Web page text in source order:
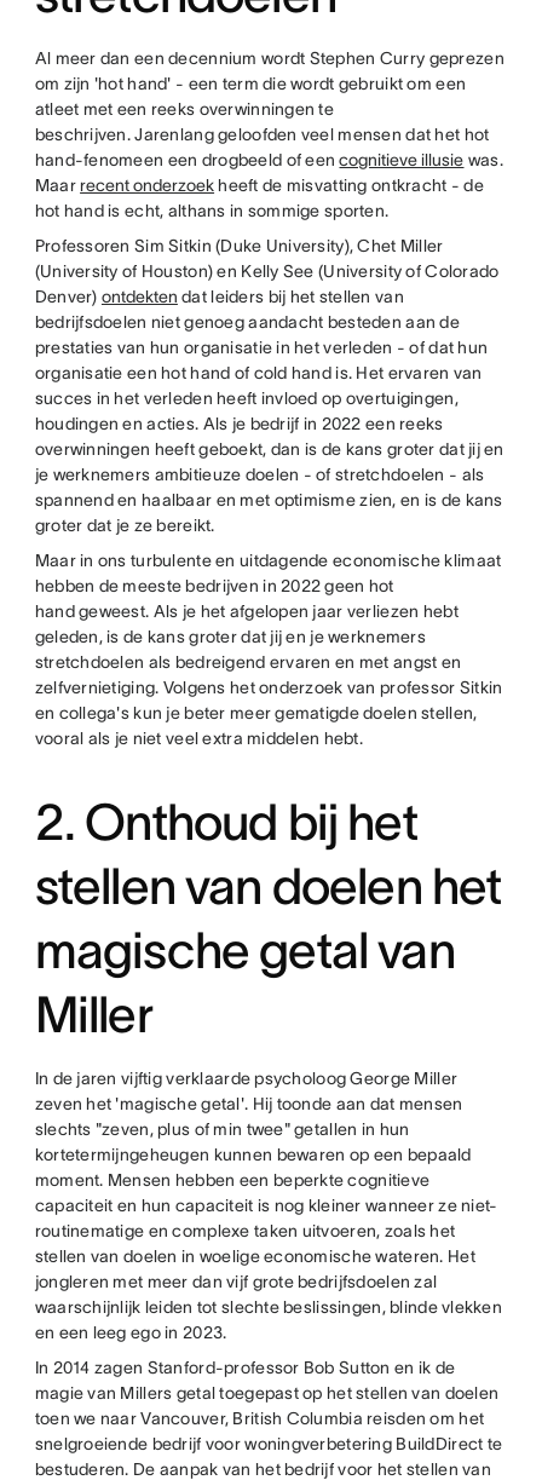
Al meer dan een decennium wordt Stephen Curry geprezen
om zijn 'hot hand' - een term die wordt gebruikt om een
atleet met een reeks overwinningen te
beschrijven. Jarenlang geloofden veel mensen dat het hot
hand-fenomeen een drogbeeld of eencognitieve illusie was.
Maar recent onderzoek heeft de misvatting ontkracht - de
hot hand is echt, althans in sommige sporten.
Professoren Sim Sitkin (Duke University), Chet Miller
(University of Houston) en Kelly See (University of Colorado
Denver) ontdekten dat leiders bij het stellen van
bedrijfsdoelen niet genoeg aandacht besteden aan de
prestaties van hun organisatie in het verleden - of dat hun
organisatie een hot hand of cold hand is. Het ervaren van
succes in het verleden heeft invloed op overtuigingen,
houdingen en acties. Als je bedrijf in 2022 een reeks
overwinningen heeft geboekt, dan is de kans groter dat jij en
je werknemers ambitieuze doelen - of stretchdoelen - als
spannend en haalbaar en met optimisme zien, en is de kans
groter dat je ze bereikt.
Maar in ons turbulente en uitdagende economische klimaat
hebben de meeste bedrijven in 2022 geen hot
hand geweest. Als je het afgelopen jaar verliezen hebt
geleden, is de kans groter dat jij en je werknemers
stretchdoelen als bedreigend ervaren en met angst en
zelfvernietiging. Volgens het onderzoek van professor Sitkin
en collega's kun je beter meer gematigde doelen stellen,
vooral als je niet veel extra middelen hebt.
2. Onthoud bij het
stellen van doelen het
magische getal van
Miller
In de jaren vijftig verklaarde psycholoog George Miller
zeven het 'magische getal'. Hij toonde aan dat mensen
slechts "zeven, plus of min twee" getallen in hun
kortetermijngeheugen kunnen bewaren op een bepaald
moment. Mensen hebben een beperkte cognitieve
capaciteit en hun capaciteit is nog kleiner wanneer ze niet-
routinematige en complexe taken uitvoeren, zoals het
stellen van doelen in woelige economische wateren. Het
jongleren met meer dan vijf grote bedrijfsdoelen zal
waarschijnlijk leiden tot slechte beslissingen, blinde vlekken
en een leeg ego in 2023.
In 2014 zagen Stanford-professor Bob Sutton en ik de
magie van Millers getal toegepast op het stellen van doelen
toen we naar Vancouver, British Columbia reisden om het
snelgroeiende bedrijf voor woningverbetering BuildDirect te
bestuderen. De aanpak van het bedrijf voor het stellen van